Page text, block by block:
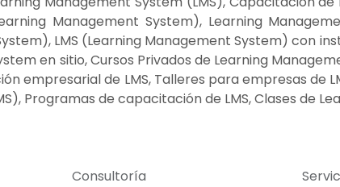
Management System), Learning
LMS (Learning Management System) con
en sitio, Cursos Privados de Learning
empresarial de LMS, Talleres para empresas de
Programas de capacitación de LMS, Clases de
Consultoría